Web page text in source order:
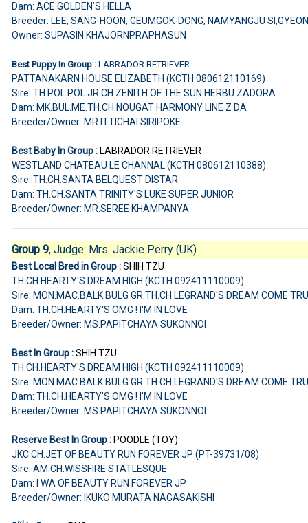
Dam: ACE GOLDEN’S HELLA
Breeder: LEE, SANG-HOON, GEUMGOK-DONG, NAMYANGJU
Owner: SUPASIN KHAJORNPRAPHASUN
Best Puppy In Group : LABRADOR RETRIEVER
PATTANAKARN HOUSE ELIZABETH (KCTH 080612110169)
Sire: TH.POL.POL.JR.CH.ZENITH OF THE SUN HERBU ZADORA
Dam: MK.BUL.ME.TH.CH.NOUGAT HARMONY LINE Z DA
Breeder/Owner: MR.ITTICHAI SIRIPOKE
Best Baby In Group :LABRADOR RETRIEVER
WESTLAND CHATEAU LE CHANNAL (KCTH 080612110388)
Sire: TH.CH.SANTA BELQUEST DISTAR
Dam: TH.CH.SANTA TRINITY'S LUKE SUPER JUNIOR
Breeder/Owner: MR.SEREE KHAMPANYA
Group 9, Judge: Mrs. Jackie Perry (UK)
Best Local Bred in Group :SHIH TZU
TH.CH.HEARTY'S DREAM HIGH (KCTH 092411110009)
Sire: MON.MAC.BALK.BULG GR.TH.CH.LEGRAND'S DREAM COME
Dam: TH.CH.HEARTY'S OMG ! I'M IN LOVE
Breeder/Owner: MS.PAPITCHAYA SUKONNOI
Best In Group :SHIH TZU
TH.CH.HEARTY'S DREAM HIGH (KCTH 092411110009)
Sire: MON.MAC.BALK.BULG GR.TH.CH.LEGRAND'S DREAM COME
Dam: TH.CH.HEARTY'S OMG ! I'M IN LOVE
Breeder/Owner: MS.PAPITCHAYA SUKONNOI
Reserve Best In Group :POODLE (TOY)
JKC.CH.JET OF BEAUTY RUN FOREVER JP (PT-39731/08)
Sire: AM.CH.WISSFIRE STATLESQUE
Dam: I WA OF BEAUTY RUN FOREVER JP
Breeder/Owner: IKUKO MURATA NAGASAKISHI